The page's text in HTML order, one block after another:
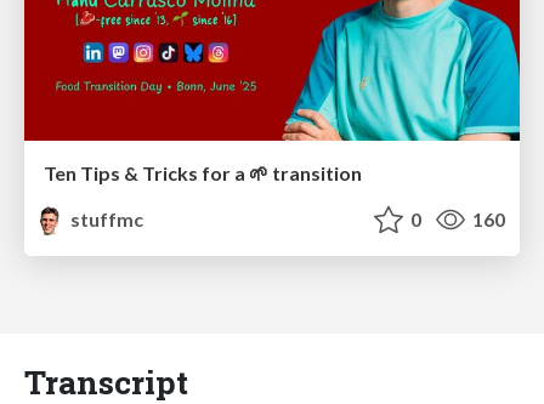
Ten Tips & Tricks for a 🌱 transition
stuffmc
0 160
Transcript